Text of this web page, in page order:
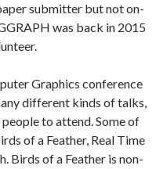
submitter but not on-
was back in 2015
Graphics conference
different kinds of talks,
to attend. Some of
of a Feather, Real Time
Birds of a Feather is non-